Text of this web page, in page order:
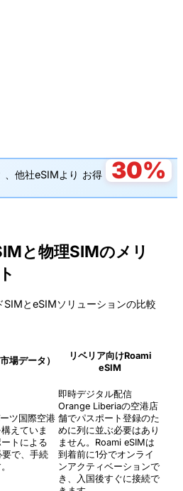
、他社eSIMより お得 30%
と物理SIMのメリ
SIMとeSIMソリューションの比較
場データ）
リベリア向けRoami
eSIM
ツ国際空港
えていま
トによる
で、手続
即時デジタル配信
Orange Liberiaの空港店
舗でパスポート登録のた
めに列に並ぶ必要はあり
ません。Roami eSIMは
到着前に1分でオンライ
ンアクティベーションで
き、入国後すぐに接続で